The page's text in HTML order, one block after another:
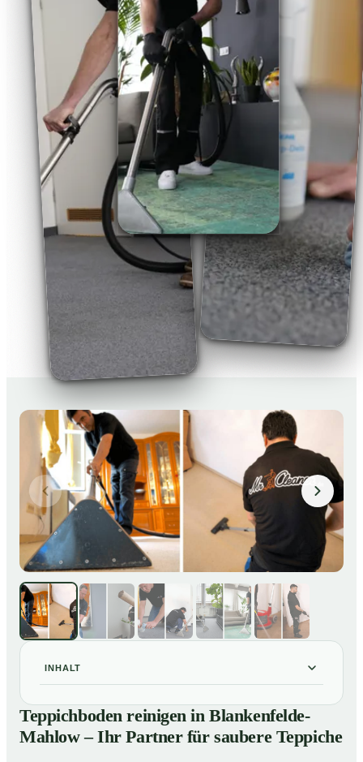
INHALT
01Teppichboden reinigen in Blankenfelde-Mahlow – Ihr
Partner für saubere Teppiche
Teppichboden reinigen in Blankenfelde-
Mahlow – Ihr Partner für saubere Teppiche